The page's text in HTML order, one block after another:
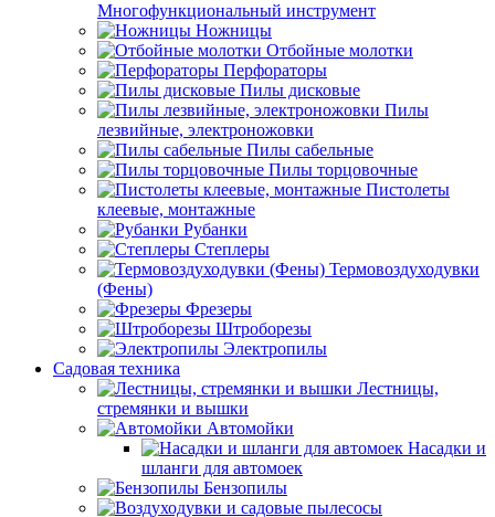
Многофункциональный инструмент
Ножницы
Отбойные молотки
Перфораторы
Пилы дисковые
Пилы
лезвийные, электроножовки
Пилы сабельные
Пилы торцовочные
Пистолеты
клеевые, монтажные
Рубанки
Степлеры
Термовоздуходувки
(Фены)
Фрезеры
Штроборезы
Электропилы
Садовая техника
Лестницы,
стремянки и вышки
Автомойки
Насадки и
шланги для автомоек
Бензопилы